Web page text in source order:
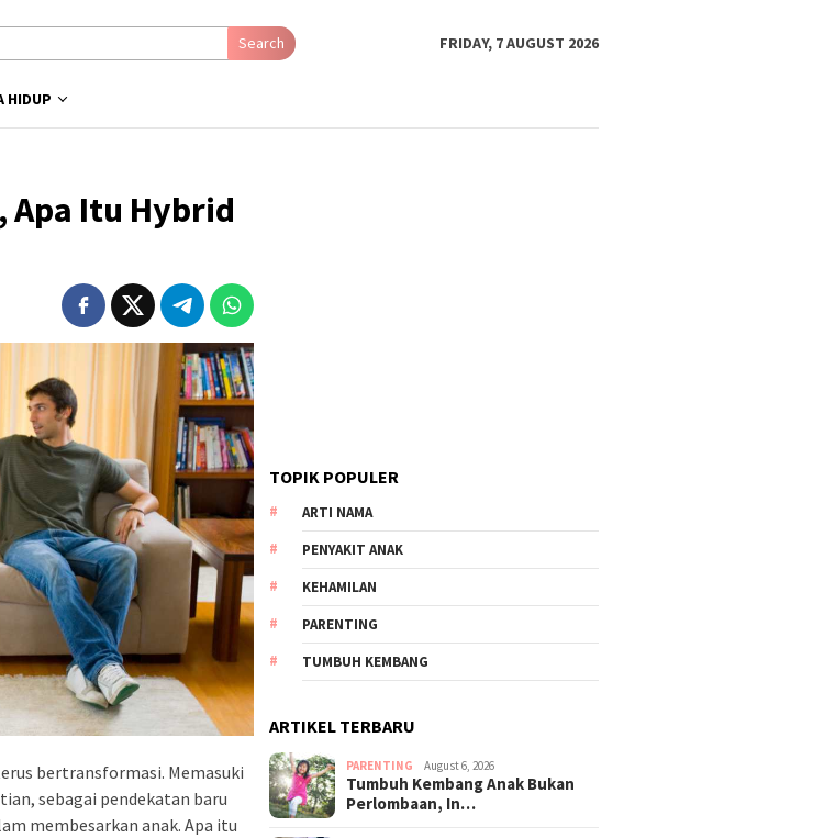
Search FRIDAY, 7 AUGUST 2026
HIDUP
Apa Itu Hybrid
bertransformasi. Memasuki
sebagai pendekatan baru
membesarkan anak. Apa itu
TOPIK POPULER
ARTI NAMA
PENYAKIT ANAK
KEHAMILAN
PARENTING
TUMBUH KEMBANG
ARTIKEL TERBARU
PARENTING August 6, 2026
Tumbuh Kembang Anak Bukan
Perlombaan, In…